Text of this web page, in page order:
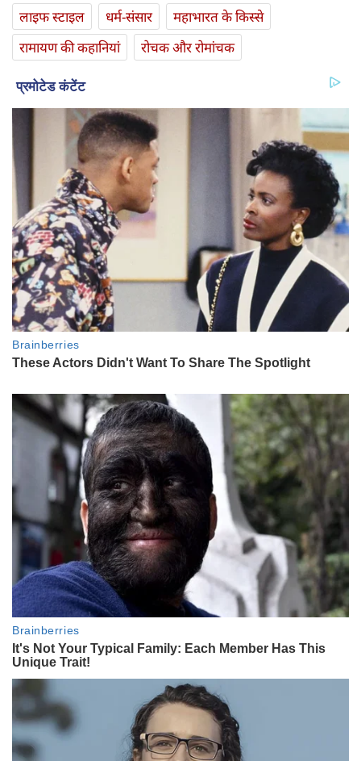
लाइफ स्‍टाइल
धर्म-संसार
महाभारत के किस्से
रामायण की कहानियां
रोचक और रोमांचक